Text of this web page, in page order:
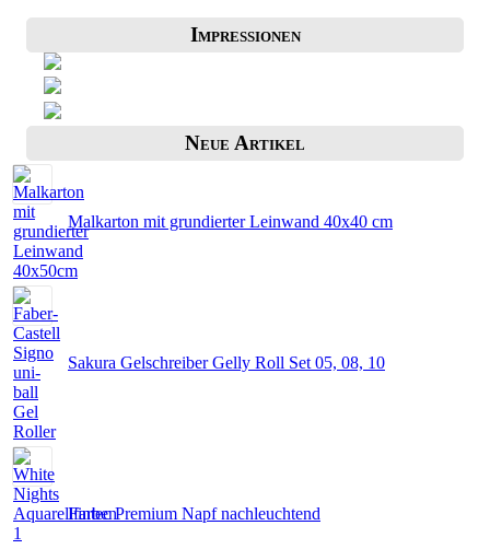
Impressionen
Neue Artikel
Malkarton mit grundierter Leinwand 40x40 cm
Sakura Gelschreiber Gelly Roll Set 05, 08, 10
Fintec Premium Napf nachleuchtend